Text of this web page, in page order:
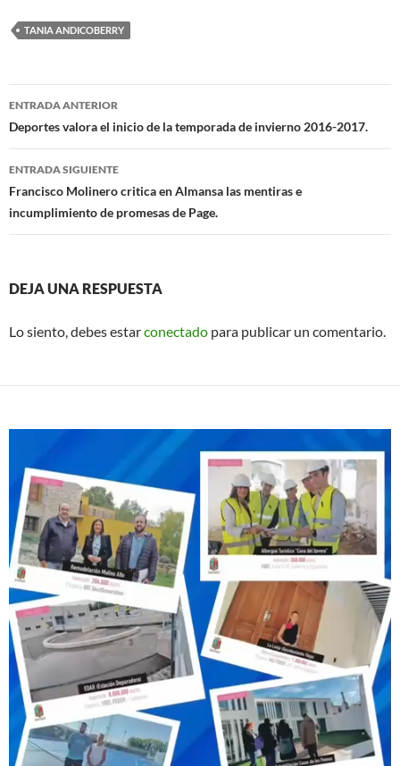
e
b
o
o
k
at
s
A
p
p
TANIA ANDICOBERRY
Navegación
de
entradas
ENTRADA ANTERIOR
Deportes valora el inicio de la temporada de invierno 2016-2017.
ENTRADA SIGUIENTE
Francisco Molinero critica en Almansa las mentiras e
incumplimiento de promesas de Page.
DEJA UNA RESPUESTA
Lo siento, debes estarconectado para publicar un comentario.